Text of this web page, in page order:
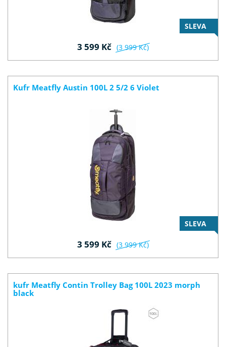
SLEVA
3 599 Kč (3 999 Kč)
Kufr Meatfly Austin 100L 2 5/2 6 Violet
SLEVA
3 599 Kč (3 999 Kč)
kufr Meatfly Contin Trolley Bag 100L 2023 morph
black